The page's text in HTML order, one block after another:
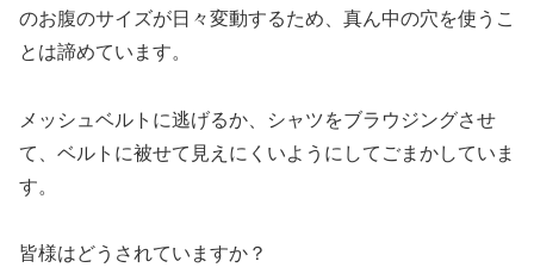
のお腹のサイズが日々変動するため、真ん中の穴を使うこ
とは諦めています。
メッシュベルトに逃げるか、シャツをブラウジングさせ
て、ベルトに被せて見えにくいようにしてごまかしていま
す。
皆様はどうされていますか？